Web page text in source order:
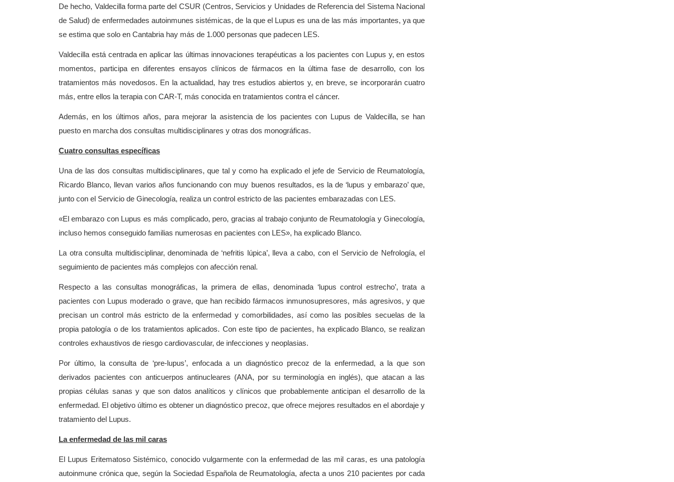
De hecho, Valdecilla forma parte del CSUR (Centros, Servicios y Unidades de Referencia del Sistema Nacional
de Salud) de enfermedades autoinmunes sistémicas, de la que el Lupus es una de las más importantes, ya que
se estima que solo en Cantabria hay más de 1.000 personas que padecen LES.
Valdecilla está centrada en aplicar las últimas innovaciones terapéuticas a los pacientes con Lupus y, en estos
momentos, participa en diferentes ensayos clínicos de fármacos en la última fase de desarrollo, con los
tratamientos más novedosos. En la actualidad, hay tres estudios abiertos y, en breve, se incorporarán cuatro
más, entre ellos la terapia con CAR-T, más conocida en tratamientos contra el cáncer.
Además, en los últimos años, para mejorar la asistencia de los pacientes con Lupus de Valdecilla, se han
puesto en marcha dos consultas multidisciplinares y otras dos monográficas.
Cuatro consultas específicas
Una de las dos consultas multidisciplinares, que tal y como ha explicado el jefe de Servicio de Reumatología,
Ricardo Blanco, llevan varios años funcionando con muy buenos resultados, es la de ‘lupus y embarazo’ que,
junto con el Servicio de Ginecología, realiza un control estricto de las pacientes embarazadas con LES.
«El embarazo con Lupus es más complicado, pero, gracias al trabajo conjunto de Reumatología y Ginecología,
incluso hemos conseguido familias numerosas en pacientes con LES», ha explicado Blanco.
La otra consulta multidisciplinar, denominada de ‘nefritis lúpica’, lleva a cabo, con el Servicio de Nefrología, el
seguimiento de pacientes más complejos con afección renal.
Respecto a las consultas monográficas, la primera de ellas, denominada ‘lupus control estrecho’, trata a
pacientes con Lupus moderado o grave, que han recibido fármacos inmunosupresores, más agresivos, y que
precisan un control más estricto de la enfermedad y comorbilidades, así como las posibles secuelas de la
propia patología o de los tratamientos aplicados. Con este tipo de pacientes, ha explicado Blanco, se realizan
controles exhaustivos de riesgo cardiovascular, de infecciones y neoplasias.
Por último, la consulta de ‘pre-lupus’, enfocada a un diagnóstico precoz de la enfermedad, a la que son
derivados pacientes con anticuerpos antinucleares (ANA, por su terminología en inglés), que atacan a las
propias células sanas y que son datos analíticos y clínicos que probablemente anticipan el desarrollo de la
enfermedad. El objetivo último es obtener un diagnóstico precoz, que ofrece mejores resultados en el abordaje y
tratamiento del Lupus.
La enfermedad de las mil caras
El Lupus Eritematoso Sistémico, conocido vulgarmente con la enfermedad de las mil caras, es una patología
autoinmune crónica que, según la Sociedad Española de Reumatología, afecta a unos 210 pacientes por cada